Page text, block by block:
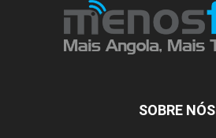
SOBRE NÓS